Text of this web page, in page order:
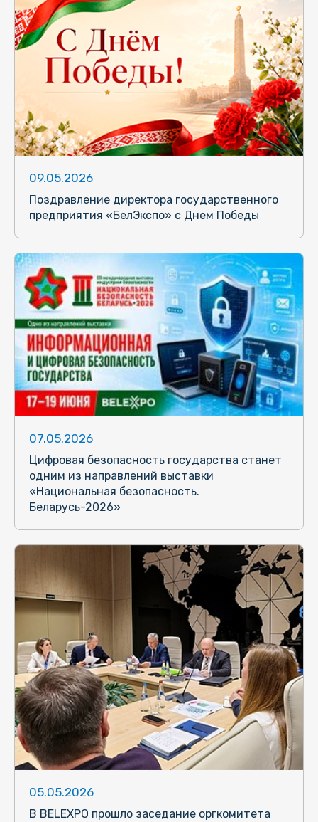
09.05.2026
Поздравление директора государственного
предприятия «БелЭкспо» с Днем Победы
07.05.2026
Цифровая безопасность государства станет
одним из направлений выставки
«Национальная безопасность.
Беларусь-2026»
05.05.2026
В BELEXPO прошло заседание оргкомитета